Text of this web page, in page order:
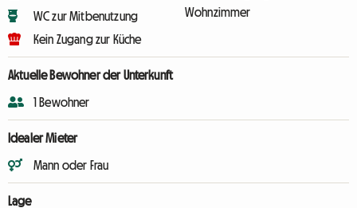
WC zur Mitbenutzung
Kein Zugang zur Küche
Wohnzimmer
Aktuelle Bewohner der Unterkunft
1 Bewohner
Idealer Mieter
Mann oder Frau
Lage